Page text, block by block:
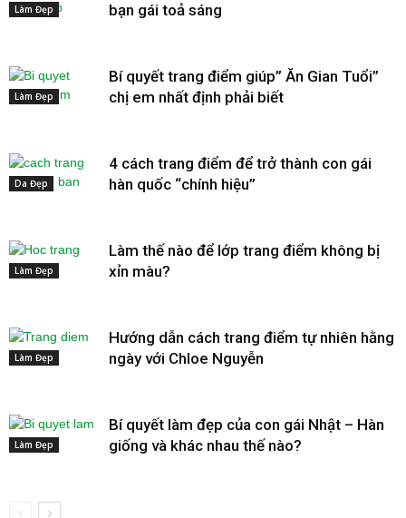
Làm Đẹp
bạn gái toả sáng
Làm Đẹp
Bí quyết trang điểm giúp” Ăn Gian Tuổi”
chị em nhất định phải biết
Da Đẹp
4 cách trang điểm để trở thành con gái
hàn quốc “chính hiệu”
Làm Đẹp
Làm thế nào để lớp trang điểm không bị
xỉn màu?
Làm Đẹp
Hướng dẫn cách trang điểm tự nhiên hằng
ngày với Chloe Nguyễn
Làm Đẹp
Bí quyết làm đẹp của con gái Nhật – Hàn
giống và khác nhau thế nào?